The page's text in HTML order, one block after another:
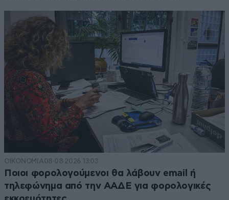
ΟΙΚΟΝΟΜΙΑ08·08·2026 13:03
Ποιοι φορολογούμενοι θα λάβουν email ή
τηλεφώνημα από την ΑΑΔΕ για φορολογικές